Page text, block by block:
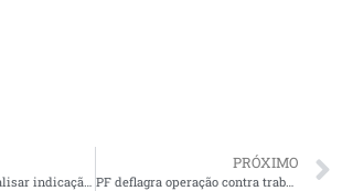
PRÓXIMO
PF deflagra operação contra trabalho escravo no MA